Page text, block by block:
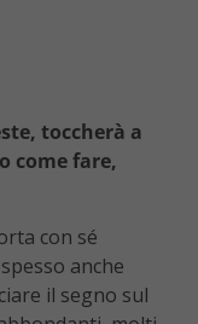
toccherà a
come fare,
con sé
anche
il segno sul